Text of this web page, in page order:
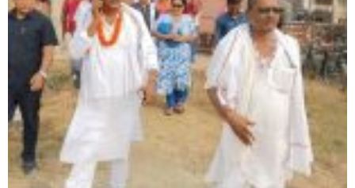
सिराहा-२ मा संजय यादव भिड्ने !
रक्तदान सेवामा जिल्लामै दोस्रो स्थान ल्याएकोमा जनमत नेताद्वय